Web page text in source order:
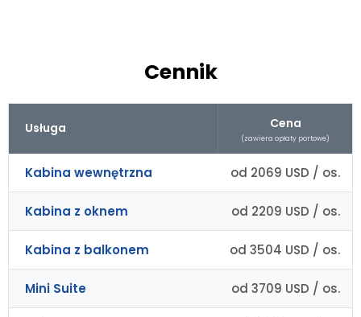
Cennik
Usługa Cena
(zawiera opłaty portowe)
Kabina wewnętrzna od 2069 USD / os.
Kabina z oknem od 2209 USD / os.
Kabina z balkonem od 3504 USD / os.
Mini Suite od 3709 USD / os.